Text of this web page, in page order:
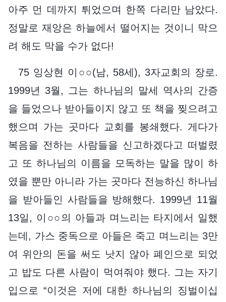
아주 먼 데까지 튀었으며 한쪽 다리만 남았다.
정말로 재앙은 하늘에서 떨어지는 것이니 막으
려 해도 막을 수가 없다!
75 잉상현 이○○(남, 58세), 3자교회의 장로.
1999년 3월, 그는 하나님의 말세 역사의 간증
을 들었으나 받아들이지 않고 또 책을 찢으려고
했으며 가는 곳마다 교회를 봉쇄했다. 게다가
복음을 전하는 사람들을 신고하겠다고 떠벌렸
고 또 하나님의 이름을 모독하는 말을 많이 하
였을 뿐만 아니라 가는 곳마다 전능하신 하나님
을 받아들인 사람들을 방해했다. 1999년 11월
13일, 이○○의 아들과 며느리는 타지에서 일했
는데, 가스 중독으로 아들은 죽고 며느리는 3만
여 위안의 돈을 써도 낫지 않아 폐인으로 되었
고 밥도 다른 사람이 먹여줘야 했다. 그는 자기
입으로 “이것은 저에 대한 하나님의 징벌이십